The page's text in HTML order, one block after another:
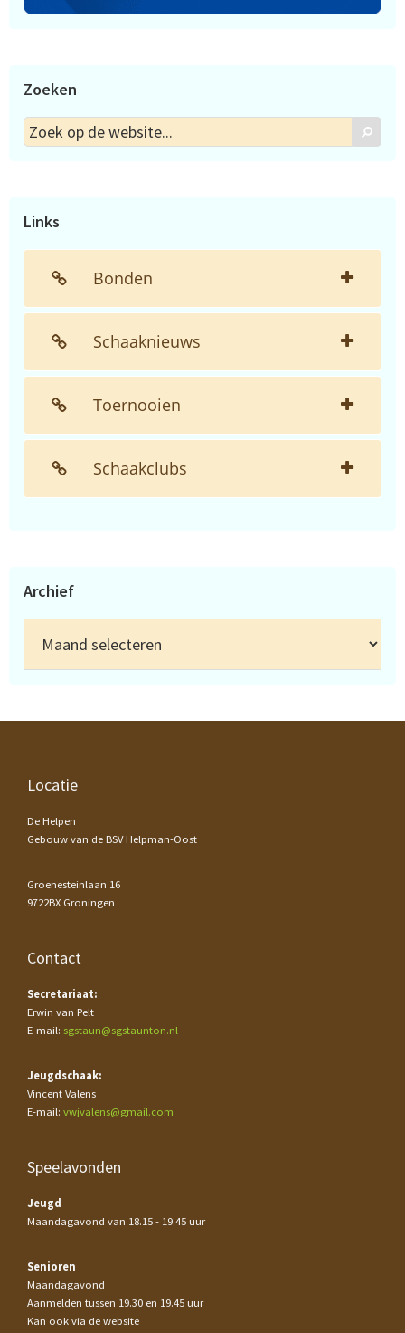
Zoeken
Zoek
op
Zoek
Links
Bonden
Schaaknieuws
Toernooien
Schaakclubs
Archief
Footer
Locatie
De Helpen
Gebouw van de BSV Helpman-Oost
Groenesteinlaan 16
9722BX Groningen
Contact
Secretariaat:
Erwin van Pelt
E-mail: sgstaun@sgstaunton.nl
Jeugdschaak:
Vincent Valens
E-mail: vwjvalens@gmail.com
Speelavonden
Jeugd
Maandagavond van 18.15 - 19.45 uur
Senioren
Maandagavond
Aanmelden tussen 19.30 en 19.45 uur
Kan ook via de website